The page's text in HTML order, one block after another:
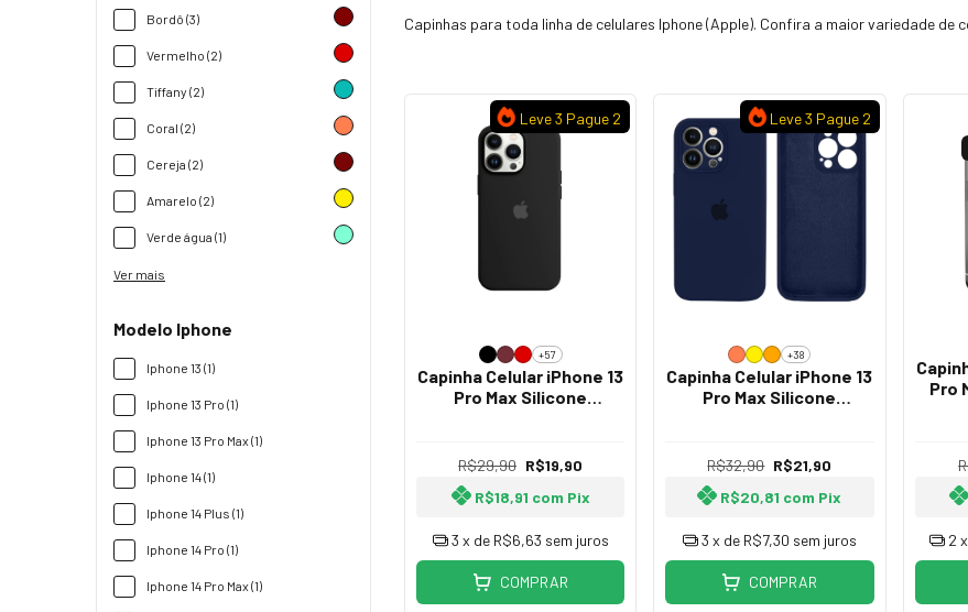
Bordô (3)
Vermelho (2)
Tiffany (2)
Coral (2)
Cereja (2)
Amarelo (2)
Verde água (1)
Ver mais
Modelo Iphone
Iphone 13 (1)
Iphone 13 Pro (1)
Iphone 13 Pro Max (1)
Iphone 14 (1)
Iphone 14 Plus (1)
Iphone 14 Pro (1)
Iphone 14 Pro Max (1)
Capinhas para toda linha de celulares Iphone (Apple). Confira a maior variedade
Leve 3 Pague 2
+57
Capinha Celular iPhone 13
Pro Max Silicone
R$29,90 R$19,90
R$18,91 com Pix
3 x de R$6,63 sem juros
COMPRAR
Leve 3 Pague 2
+38
Capinha Celular iPhone 13
Pro Max Silicone
R$32,90 R$21,90
R$20,81 com Pix
3 x de R$7,30 sem juros
COMPRAR
Pro
2